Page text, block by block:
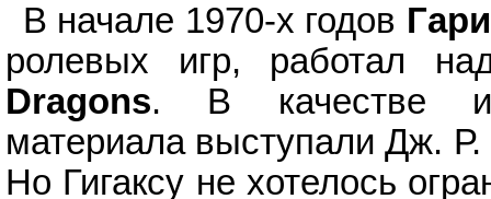
В начале 1970-х годов
ролевых игр, работал
Dragons.
В качестве
материала выступали Дж.
Но Гигаксу не хотелось